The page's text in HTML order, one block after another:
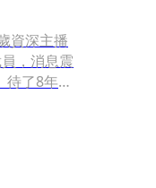
資深主播
，消息震
待了8年的